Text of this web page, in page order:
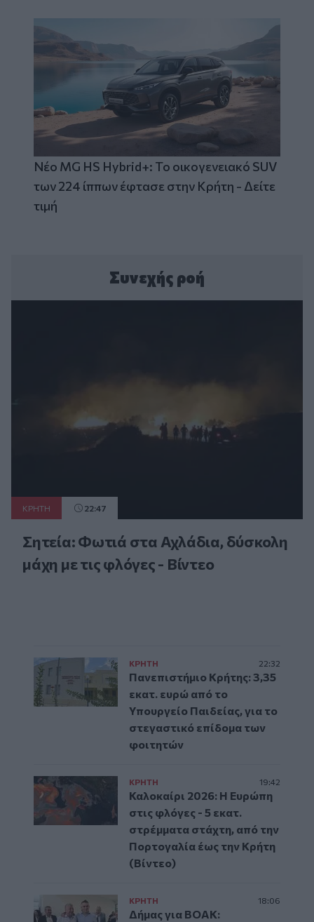
Νέο MG HS Hybrid+: Το οικογενειακό SUV
των 224 ίππων έφτασε στην Κρήτη - Δείτε
τιμή
Συνεχής ροή
ΚΡΗΤΗ 22:47
Σητεία: Φωτιά στα Αχλάδια, δύσκολη
μάχη με τις φλόγες - Βίντεο
ΚΡΗΤΗ 22:32
Πανεπιστήμιο Κρήτης: 3,35
εκατ. ευρώ από το
Υπουργείο Παιδείας, για το
στεγαστικό επίδομα των
φοιτητών
ΚΡΗΤΗ 19:42
Καλοκαίρι 2026: Η Ευρώπη
στις φλόγες - 5 εκατ.
στρέμματα στάχτη, από την
Πορτογαλία έως την Κρήτη
(Βίντεο)
ΚΡΗΤΗ 18:06
Δήμας για ΒΟΑΚ: